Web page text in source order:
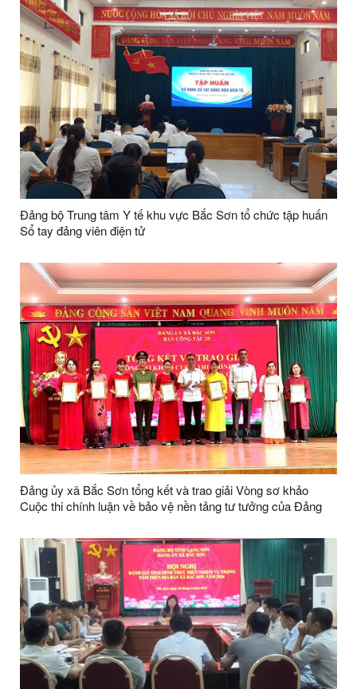
Đảng bộ Trung tâm Y tế khu vực Bắc Sơn tổ chức tập huấn
Sổ tay đảng viên điện tử
Đảng ủy xã Bắc Sơn tổng kết và trao giải Vòng sơ khảo
Cuộc thi chính luận về bảo vệ nền tảng tư tưởng của Đảng